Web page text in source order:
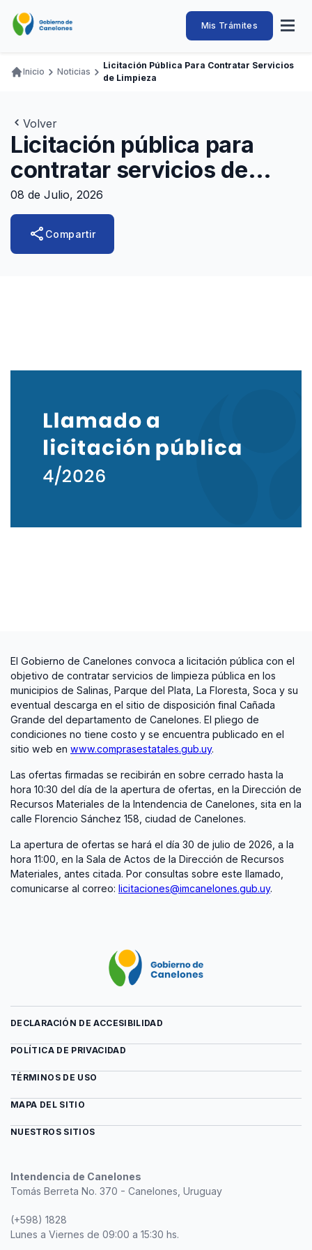
contenido
Intendencia
de
Canelones
Abrir
Navegación
Mis Trámites
Ingresar
Adquisiciones
Canelones Te Escucha
Teléfonos
Ruta
navegación
Inicio Noticias
Licitación Pública Para Contratar Servicios
de Limpieza
Volver
Licitación pública para
contratar servicios de
limpieza
08 de Julio, 2026
share Compartir
El Gobierno de Canelones convoca a licitación pública con el
objetivo de contratar servicios de limpieza pública en los
municipios de Salinas, Parque del Plata, La Floresta, Soca y su
eventual descarga en el sitio de disposición final Cañada
Grande del departamento de Canelones. El pliego de
condiciones no tiene costo y se encuentra publicado en el
sitio web en www.comprasestatales.gub.uy.
Las ofertas firmadas se recibirán en sobre cerrado hasta la
hora 10:30 del día de la apertura de ofertas, en la Dirección de
Recursos Materiales de la Intendencia de Canelones, sita en la
calle Florencio Sánchez 158, ciudad de Canelones.
La apertura de ofertas se hará el día 30 de julio de 2026, a la
hora 11:00, en la Sala de Actos de la Dirección de Recursos
Materiales, antes citada. Por consultas sobre este llamado,
comunicarse al correo: licitaciones@imcanelones.gub.uy.
Intendencia de Canelones
Tomás Berreta No. 370 - Canelones, Uruguay
(+598) 1828
Lunes a Viernes de 09:00 a 15:30 hs.
DECLARACIÓN DE ACCESIBILIDAD
POLÍTICA DE PRIVACIDAD
TÉRMINOS DE USO
MAPA DEL SITIO
NUESTROS SITIOS